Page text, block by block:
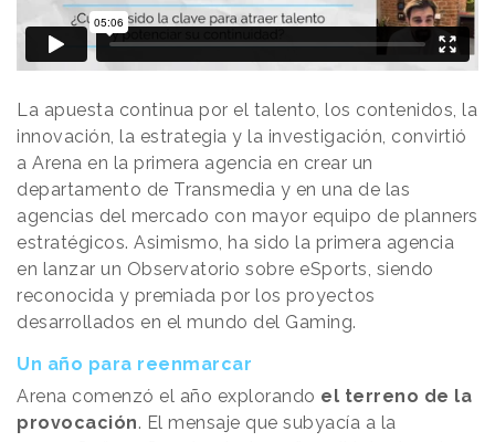
La apuesta continua por el talento, los contenidos, la
innovación, la estrategia y la investigación, convirtió
a Arena en la primera agencia en crear un
departamento de Transmedia y en una de las
agencias del mercado con mayor equipo de planners
estratégicos. Asimismo, ha sido la primera agencia
en lanzar un Observatorio sobre eSports, siendo
reconocida y premiada por los proyectos
desarrollados en el mundo del Gaming.
Un año para reenmarcar
Arena comenzó el año explorando el terreno de la
provocación. El mensaje que subyacía a la